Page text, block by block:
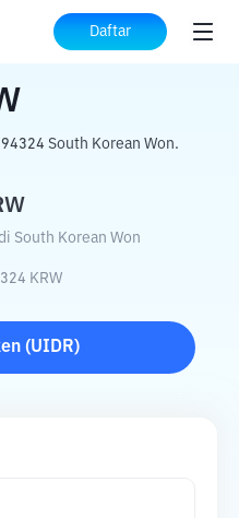
Daftar
KRW
South Korean Won.
South Korean Won
KRW
(UIDR)